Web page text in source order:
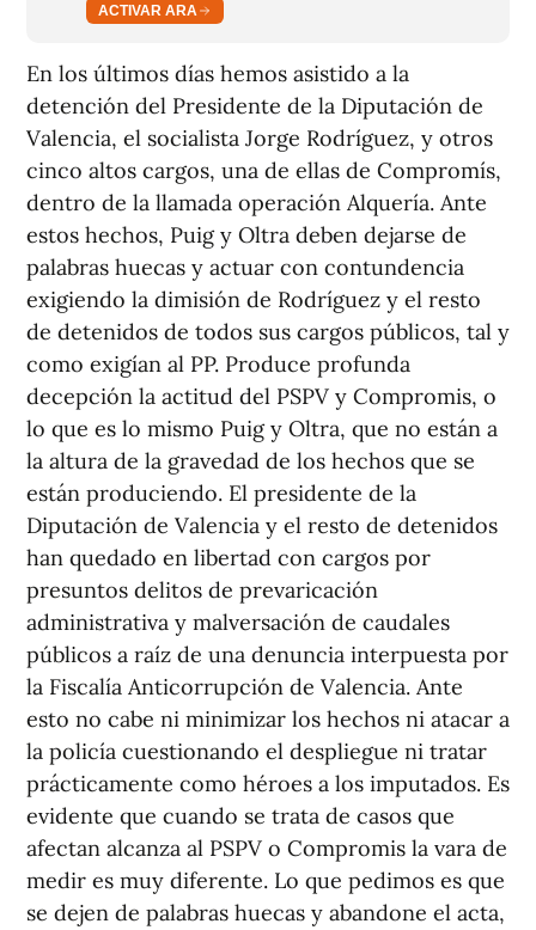
ACTIVAR ARA
En los últimos días hemos asistido a la
detención del Presidente de la Diputación de
Valencia, el socialista Jorge Rodríguez, y otros
cinco altos cargos, una de ellas de Compromís,
dentro de la llamada operación Alquería. Ante
estos hechos, Puig y Oltra deben dejarse de
palabras huecas y actuar con contundencia
exigiendo la dimisión de Rodríguez y el resto
de detenidos de todos sus cargos públicos, tal y
como exigían al PP. Produce profunda
decepción la actitud del PSPV y Compromis, o
lo que es lo mismo Puig y Oltra, que no están a
la altura de la gravedad de los hechos que se
están produciendo. El presidente de la
Diputación de Valencia y el resto de detenidos
han quedado en libertad con cargos por
presuntos delitos de prevaricación
administrativa y malversación de caudales
públicos a raíz de una denuncia interpuesta por
la Fiscalía Anticorrupción de Valencia. Ante
esto no cabe ni minimizar los hechos ni atacar a
la policía cuestionando el despliegue ni tratar
prácticamente como héroes a los imputados. Es
evidente que cuando se trata de casos que
afectan alcanza al PSPV o Compromis la vara de
medir es muy diferente. Lo que pedimos es que
se dejen de palabras huecas y abandone el acta,